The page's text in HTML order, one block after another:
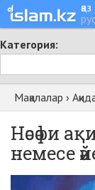
қаз
Категория:
Мақалалар ›
Нәсәфи
немесе